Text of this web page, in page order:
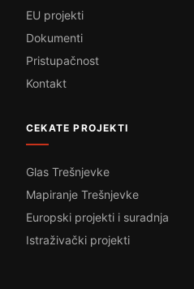
EU projekti
Dokumenti
Pristupačnost
Kontakt
CEKATE PROJEKTI
Glas Trešnjevke
Mapiranje Trešnjevke
Europski projekti i suradnja
Istraživački projekti